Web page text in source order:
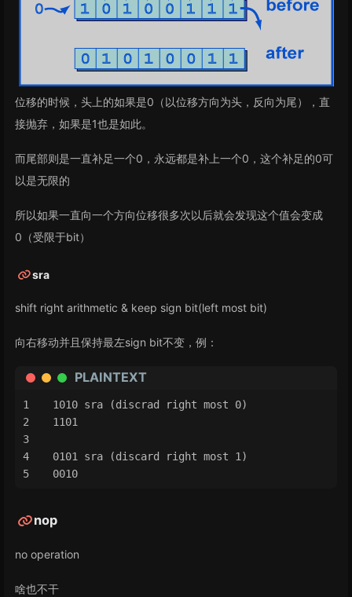
位移的时候，头上的如果是0（以位移方向为头，反向为尾），直
接抛弃，如果是1也是如此。
而尾部则是一直补足一个0，永远都是补上一个0，这个补足的0可
以是无限的
所以如果一直向一个方向位移很多次以后就会发现这个值会变成
0（受限于bit）
sra
shift right arithmetic & keep sign bit(left most bit)
向右移动并且保持最左sign bit不变，例：
PLAINTEXT
1010 sra (discrad right most 0)
1101
0101 sra (discard right most 1)
0010
nop
no operation
啥也不干